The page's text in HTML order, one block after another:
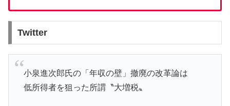
Twitter
小泉進次郎氏の「年収の壁」撤廃の改革論は
低所得者を狙った所謂〝大増税〟